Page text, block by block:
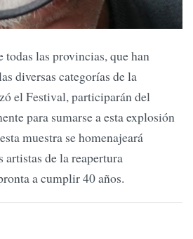
todas las provincias, que han
diversas categorías de la
el Festival, participarán del
para sumarse a esta explosión
muestra se homenajeará
artistas de la reapertura
a cumplir 40 años.